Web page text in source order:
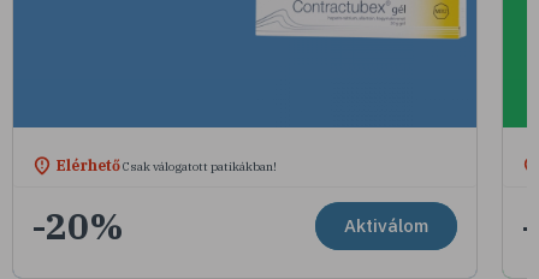
ElérhetőCsak válogatott patikákban!
-20% Aktiválom